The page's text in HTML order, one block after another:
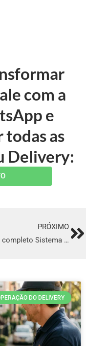
com a
e
todas as
Delivery:
PRÓXIMO
O mais completo Sistema para Delivery em Venâncio Aires
DO DELIVERY